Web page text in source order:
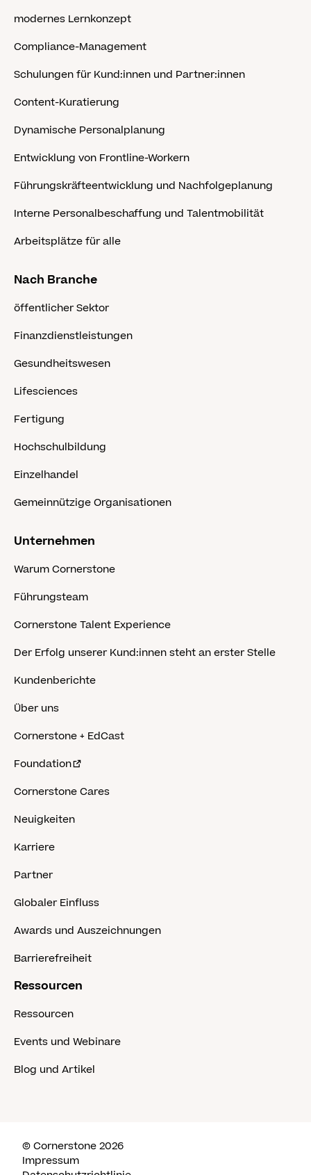
modernes Lernkonzept
Compliance-Management
Schulungen für Kund:innen und Partner:innen
Content-Kuratierung
Dynamische Personalplanung
Entwicklung von Frontline-Workern
Führungskräfteentwicklung und Nachfolgeplanung
Interne Personalbeschaffung und Talentmobilität
Arbeitsplätze für alle
Nach Branche
öffentlicher Sektor
Finanzdienstleistungen
Gesundheitswesen
Lifesciences
Fertigung
Hochschulbildung
Einzelhandel
Gemeinnützige Organisationen
Unternehmen
Warum Cornerstone
Führungsteam
Cornerstone Talent Experience
Der Erfolg unserer Kund:innen steht an erster Stelle
Kundenberichte
Über uns
Cornerstone + EdCast
Foundation
Cornerstone Cares
Neuigkeiten
Karriere
Partner
Globaler Einfluss
Awards und Auszeichnungen
Barrierefreiheit
Ressourcen
Ressourcen
Events und Webinare
Blog und Artikel
© Cornerstone 2026
Impressum